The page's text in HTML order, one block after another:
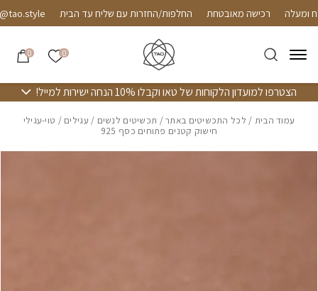
Skip to Contentרכישה מאובטחת החלפות/החזרות עם שליח עד הבית
0 הרשימה
0
הצטרפו למועדון הלקוחות של טאו וקבלו 10% הנחה ישירות למייל!
עמוד הבית / לכל התכשיטים באתר/ תכשיטים לנשים / עגילים / טוי-עגילי
חישוק קטנים פתוחים כסף 925
בחזרה למעלה